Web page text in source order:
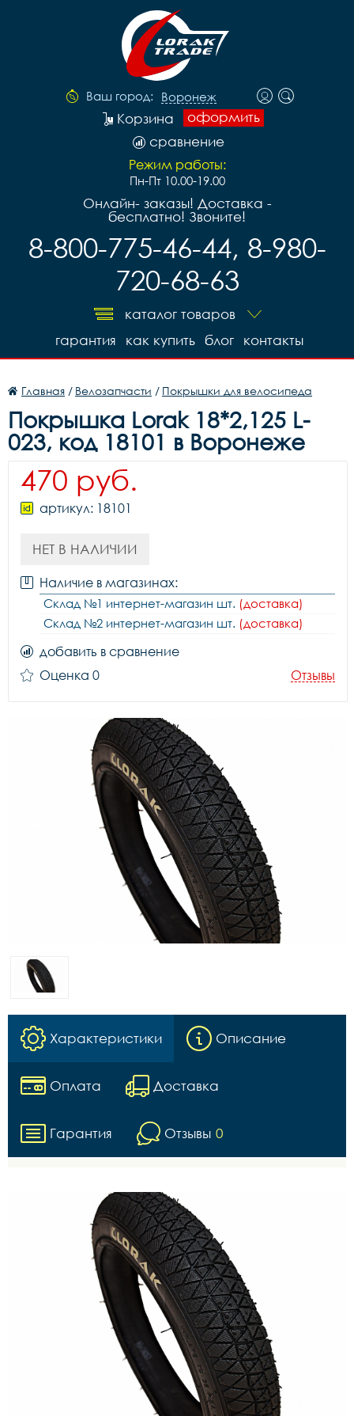
Ваш город: Воронеж
оформить
Корзина
сравнение
Режим работы:
Пн-Пт 10.00-19.00
Онлайн- заказы! Доставка -
бесплатно! Звоните!
8-800-775-46-44, 8-980-
720-68-63
каталог товаров
контакты
блог
как купить
гарантия
Главная / Велозапчасти / Покрышки для велосипеда
Покрышка Lorak 18*2,125 L-
023, код 18101 в Воронеже
470 руб.
артикул: 18101
НЕТ В НАЛИЧИИ
Наличие в магазинах:
Склад №1 интернет-магазин шт. (доставка)
Склад №2 интернет-магазин шт. (доставка)
добавить в сравнение
Оценка 0
Отзывы
Характеристики Описание
Оплата Доставка
Гарантия Отзывы 0